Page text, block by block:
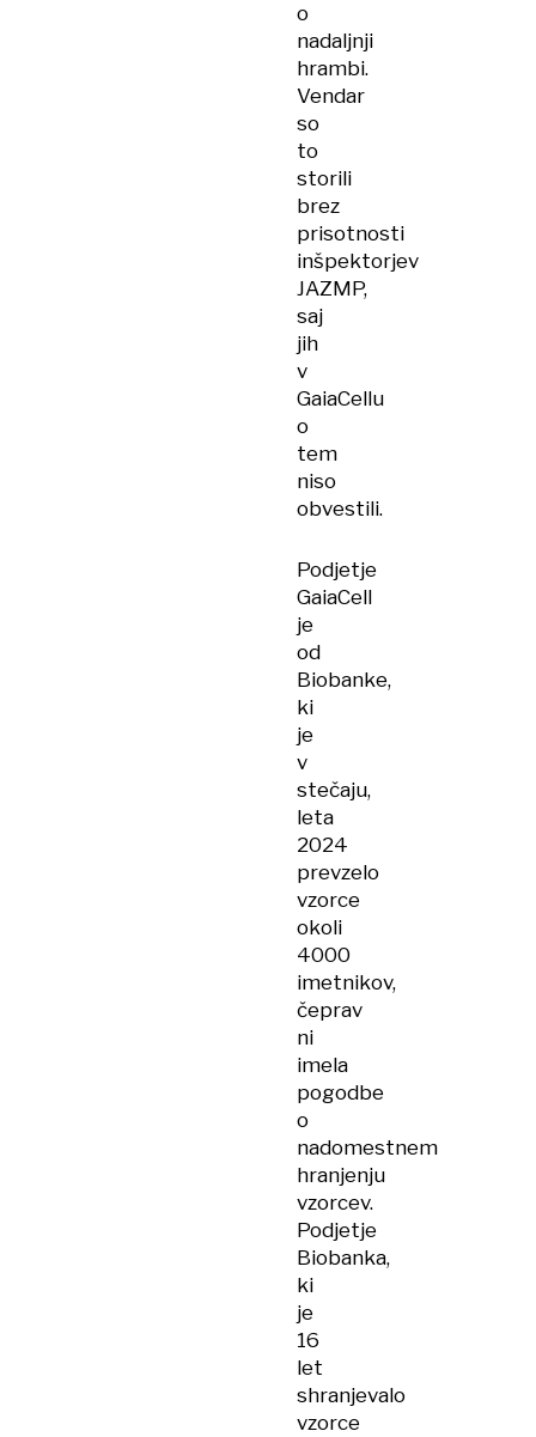
o
nadaljnji
hrambi.
Vendar
so
to
storili
brez
prisotnosti
inšpektorjev
JAZMP,
saj
jih
v
GaiaCellu
o
tem
niso
obvestili.
Podjetje
GaiaCell
je
od
Biobanke,
ki
je
v
stečaju,
leta
2024
prevzelo
vzorce
okoli
4000
imetnikov,
čeprav
ni
imela
pogodbe
o
nadomestnem
hranjenju
vzorcev.
Podjetje
Biobanka,
ki
je
16
let
shranjevalo
vzorce